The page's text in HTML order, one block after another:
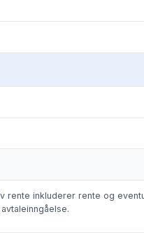
rente inkluderer rente og